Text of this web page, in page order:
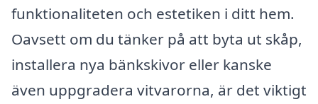
funktionaliteten och estetiken i ditt hem.
Oavsett om du tänker på att byta ut skåp,
installera nya bänkskivor eller kanske
även uppgradera vitvarorna, är det viktigt